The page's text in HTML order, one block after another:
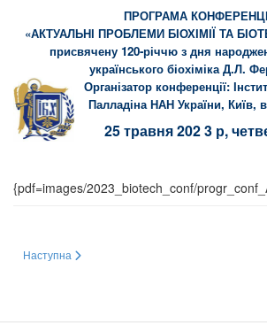
ПРОГРАМА
«АКТУАЛЬНІ ПРОБЛЕМИ БІОХІМІЇ ТА
присвячену 120-річчю з дня
українського біохіміка Д.Л.
Організатор конференції:
Палладіна НАН України, Київ,
25 травня 202 3 р,
{pdf=images/2023_biotech_conf/
Наступна стаття: Актуальні проблеми біохімії та
Наступна